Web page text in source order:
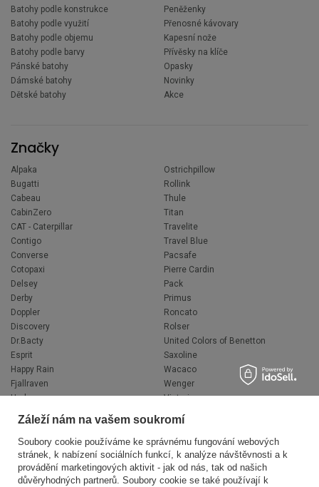
Batohy podle konstrukce
Batohy podle využití
Batohy podle objemu
Batohy podle barvy
Pánské batohy
Dámské batohy
Dětské batohy
Peněženky
Přenosné kávovary
Kapesní nože
Přívěsky na klíče
Opasky
Novinky
Akce
Značky
Alpaka
Bugatti
Cabeau
CabinZero
CAT - Caterpillar
Contigo
Converse
Cotopaxi
Delsey
Derby
Doppler
Discovery
Dr.Bacty
Esprit
Happy Rain
Fjallraven
Hedgren
Jeep
Knirps
LEGO
National Geographic
Ogio
Ostrichpillow
Rollink
Thule
Titan
Travelite
Travel Blue
Pacsafe
Pierre Cardin
Pack
Primus
Roncato
Rolser
United Colors of Benetton
Saxoline
Wacaco
Wenger
Victorinox
XD Design
Zojirushi
Muitomas
FLYNKA
VANS
Záleží nám na vašem soukromí
Soubory cookie používáme ke správnému fungování webových
stránek, k nabízení sociálních funkcí, k analýze návštěvnosti a k
provádění marketingových aktivit - jak od nás, tak od našich
důvěryhodných partnerů. Soubory cookie se také používají k